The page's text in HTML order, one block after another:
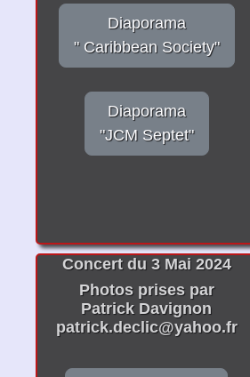
Diaporama
" Caribbean Society"
Diaporama
"JCM Septet"
Concert du 3 Mai 2024
Photos prises par
Patrick Davignon
patrick.declic@yahoo.fr